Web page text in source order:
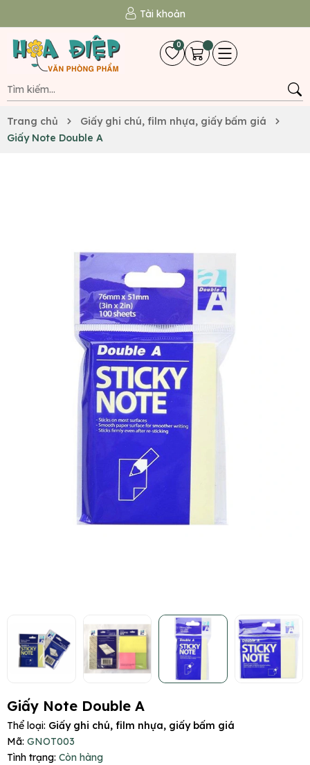
Tài khoản
0
Trang chủ
Giấy ghi chú, film nhựa, giấy bấm giá
Giấy Note Double A
Giấy Note Double A
Thể loại: Giấy ghi chú, film nhựa, giấy bấm giá
Mã: GNOT003
Tình trạng: Còn hàng